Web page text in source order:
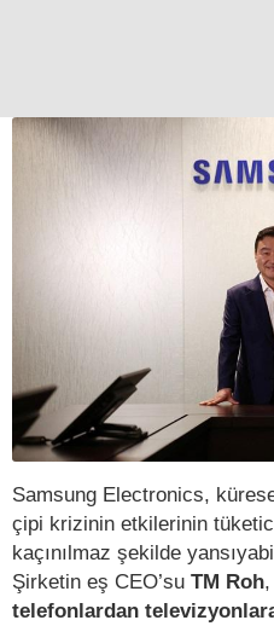
Samsung Electronics,
çipi krizinin etkilerinin
kaçınılmaz şekilde
Şirketin eş CEO’su TM Roh
telefonlardan